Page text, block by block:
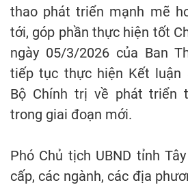
thao phát triển mạnh mẽ
tới, góp phần thực hiện tốt
ngày 05/3/2026 của Ban
tiếp tục thực hiện Kết luận
Bộ Chính trị về phát triển
trong giai đoạn mới.
Phó Chủ tịch UBND tỉnh
cấp, các ngành, các địa